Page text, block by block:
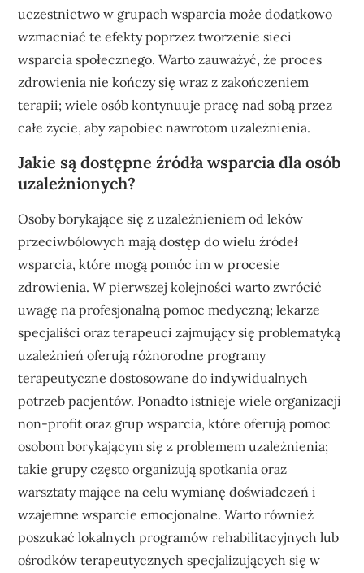
uczestnictwo w grupach wsparcia może dodatkowo
wzmacniać te efekty poprzez tworzenie sieci
wsparcia społecznego. Warto zauważyć, że proces
zdrowienia nie kończy się wraz z zakończeniem
terapii; wiele osób kontynuuje pracę nad sobą przez
całe życie, aby zapobiec nawrotom uzależnienia.
Jakie są dostępne źródła wsparcia dla osób
uzależnionych?
Osoby borykające się z uzależnieniem od leków
przeciwbólowych mają dostęp do wielu źródeł
wsparcia, które mogą pomóc im w procesie
zdrowienia. W pierwszej kolejności warto zwrócić
uwagę na profesjonalną pomoc medyczną; lekarze
specjaliści oraz terapeuci zajmujący się problematyką
uzależnień oferują różnorodne programy
terapeutyczne dostosowane do indywidualnych
potrzeb pacjentów. Ponadto istnieje wiele organizacji
non-profit oraz grup wsparcia, które oferują pomoc
osobom borykającym się z problemem uzależnienia;
takie grupy często organizują spotkania oraz
warsztaty mające na celu wymianę doświadczeń i
wzajemne wsparcie emocjonalne. Warto również
poszukać lokalnych programów rehabilitacyjnych lub
ośrodków terapeutycznych specjalizujących się w